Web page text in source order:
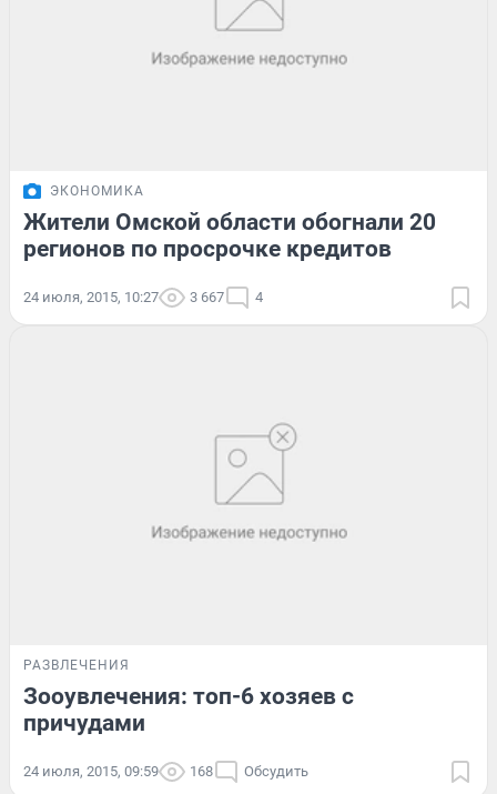
ЭКОНОМИКА
Жители Омской области обогнали 20
регионов по просрочке кредитов
24 июля, 2015, 10:27 3 667 4
РАЗВЛЕЧЕНИЯ
Зооувлечения: топ-6 хозяев с
причудами
24 июля, 2015, 09:59 168 Обсудить